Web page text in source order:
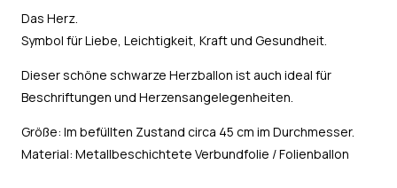
Das Herz.
Symbol für Liebe, Leichtigkeit, Kraft und Gesundheit.
Dieser schöne schwarze Herzballon ist auch ideal für
Beschriftungen und Herzensangelegenheiten.
Größe: Im befüllten Zustand circa 45 cm im Durchmesser.
Material: Metallbeschichtete Verbundfolie / Folienballon